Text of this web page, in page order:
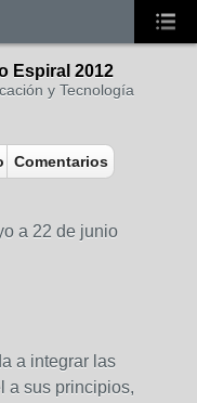
Espiral 2012
y Tecnología
Comentarios
a 22 de junio
a integrar las
a sus principios,